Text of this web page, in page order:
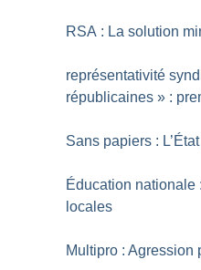
RSA : La solution
représentativité
républicaines » :
Sans papiers :
Éducation nationale
locales
Multipro : Agression